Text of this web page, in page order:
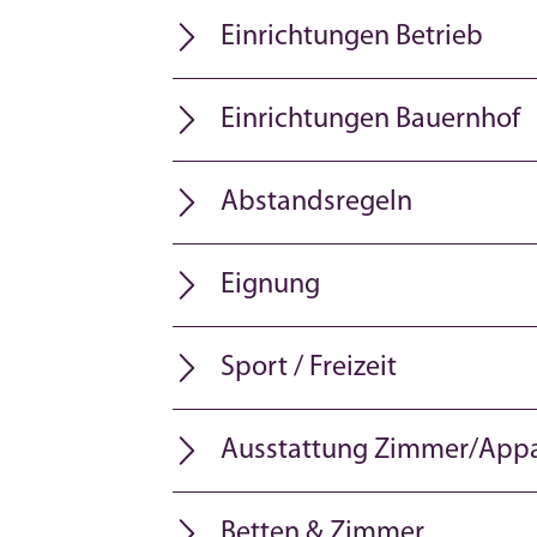
Einrichtungen Betrieb
Einrichtungen Bauernhof
Abstandsregeln
Eignung
Sport / Freizeit
Ausstattung Zimmer/